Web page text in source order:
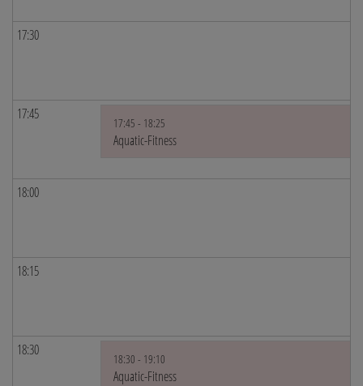
17:30
17:45
17:45 - 18:25
Aquatic-Fitness
18:00
18:15
18:30
18:30 - 19:10
Aquatic-Fitness